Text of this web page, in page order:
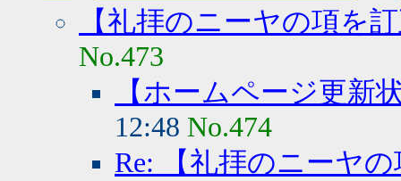
【礼拝のニーヤの項を
No.473
【ホームページ更新
12:48 No.474
Re: 【礼拝のニーヤ